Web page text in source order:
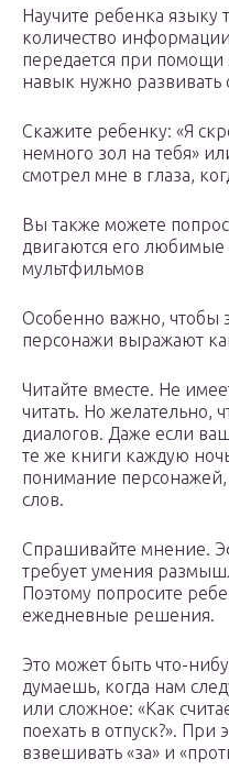
Научите ребенка языку
количество
передается при помощи
навык нужно развивать
Скажите ребенку: «Я
немного зол на тебя»
смотрел мне в глаза,
Вы также можете
двигаются его
мультфильмов
Особенно важно, чтобы
персонажи выражают
Читайте вместе. Не
читать. Но желательно,
диалогов. Даже если
те же книги каждую
понимание
слов.
Спрашивайте мнение.
требует умения
Поэтому попросите
ежедневные решения.
Это может быть что-
думаешь, когда нам
или сложное: «Как
поехать в отпуск?». При
взвешивать «за» и